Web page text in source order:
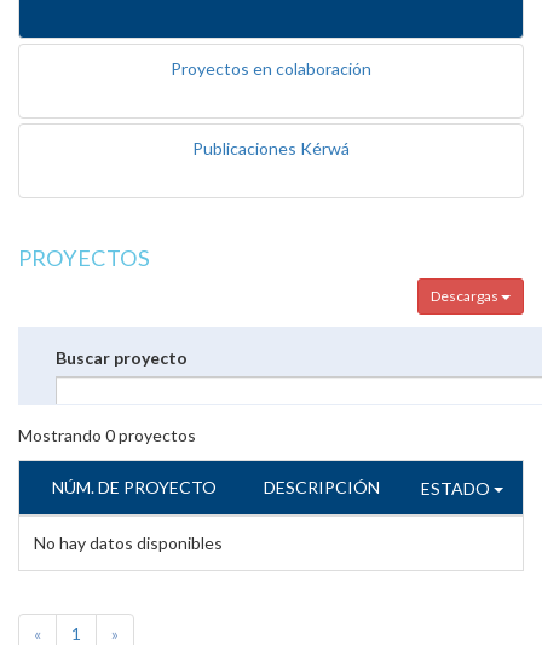
Proyectos en colaboración
Publicaciones Kérwá
PROYECTOS
Descargas
Buscar proyecto
Mostrando 0proyectos
NÚM. DE PROYECTO DESCRIPCIÓN ESTADO
No hay datos disponibles
« 1 »